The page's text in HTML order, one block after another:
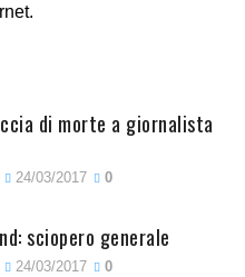
di morte a giornalista
24/03/2017 0
sciopero generale
24/03/2017 0